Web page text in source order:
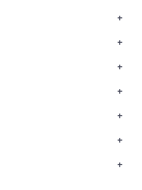
+
+
+
+
+
+
+